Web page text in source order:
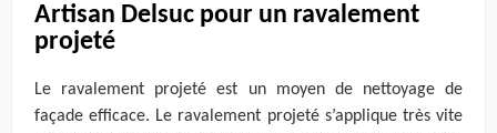
Artisan Delsuc pour un ravalement
projeté
Le ravalement projeté est un moyen de nettoyage de
façade efficace. Le ravalement projeté s’applique très vite